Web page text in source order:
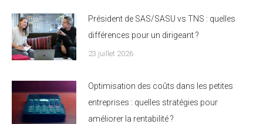
Président de SAS/SASU vs TNS : quelles
différences pour un dirigeant ?
23 juillet 2026
Optimisation des coûts dans les petites
entreprises : quelles stratégies pour
améliorer la rentabilité ?